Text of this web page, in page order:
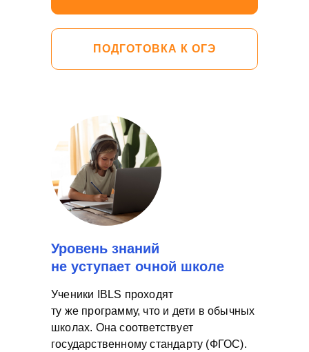
ПОДГОТОВКА К ОГЭ
Уровень знаний
не уступает очной школе
Ученики IBLS проходят
ту же программу, что и дети в обычных
школах. Она соответствует
государственному стандарту (ФГОС).